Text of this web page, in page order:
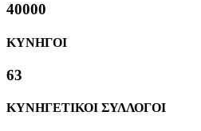
40000
ΚΥΝΗΓΟΙ
63
ΚΥΝΗΓΕΤΙΚΟΙ ΣΥΛΛΟΓΟΙ